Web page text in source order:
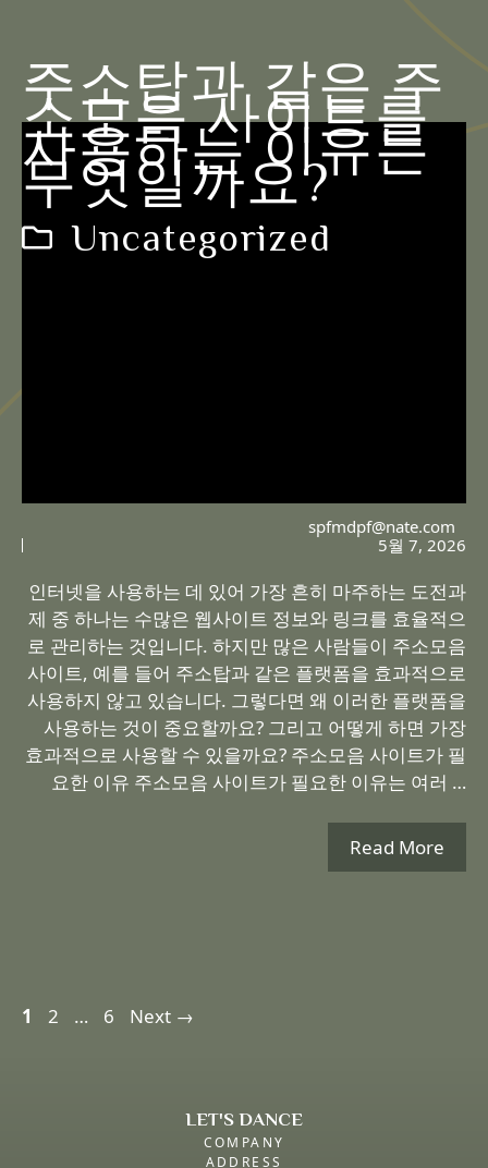
주소탑과 같은 주
소모음 사이트를
사용하는 이유는
무엇일까요?
Uncategorized
spfmdpf@nate.com
5월 7, 2026
인터넷을 사용하는 데 있어 가장 흔히 마주하는 도전과
제 중 하나는 수많은 웹사이트 정보와 링크를 효율적으
로 관리하는 것입니다. 하지만 많은 사람들이 주소모음
사이트, 예를 들어 주소탑과 같은 플랫폼을 효과적으로
사용하지 않고 있습니다. 그렇다면 왜 이러한 플랫폼을
사용하는 것이 중요할까요? 그리고 어떻게 하면 가장
효과적으로 사용할 수 있을까요? 주소모음 사이트가 필
요한 이유 주소모음 사이트가 필요한 이유는 여러 …
Read More
Page
1 Page
2 … Page
6 Next →
LET'S DANCE
COMPANY
ADDRESS